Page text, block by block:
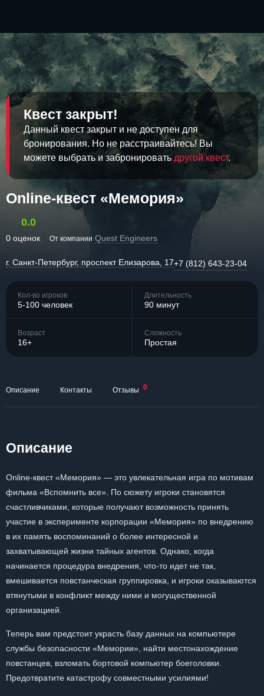
Квест закрыт!
Данный квест закрыт и не доступен для
бронирования. Но не расстраивайтесь! Вы
можете выбрать и забронировать другой квест.
Online-квест «Мемория»
0.0
0 оценок От компании Quest Engineers
г. Санкт-Петербург, проспект Елизарова, 17+7 (812) 643-23-04
Кол-во игроков
5-100 человек
Длительность
90 минут
Возраст
16+
Сложность
Простая
Описание Контакты Отзывы 0
Описание
Online-квест «Мемория» — это увлекательная игра по мотивам
фильма «Вспомнить все». По сюжету игроки становятся
счастливчиками, которые получают возможность принять
участие в эксперименте корпорации «Мемория» по внедрению
в их память воспоминаний о более интересной и
захватывающей жизни тайных агентов. Однако, когда
начинается процедура внедрения, что-то идет не так,
вмешивается повстанческая группировка, и игроки оказываются
втянутыми в конфликт между ними и могущественной
организацией.
Теперь вам предстоит украсть базу данных на компьютере
службы безопасности «Мемории», найти местонахождение
повстанцев, взломать бортовой компьютер боеголовки.
Предотвратите катастрофу совместными усилиями!